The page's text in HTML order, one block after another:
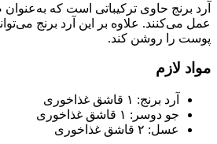
آرد برنج حاوی ترکیباتی است که
عمل می‌کنند. علاوه بر این آرد برنج
پوست را روشن کند.
مواد لازم
آرد برنج: ۱ قاشق غذاخوری
جو دوسر: ۱ قاشق غذاخوری
عسل: ۲ قاشق غذاخوری